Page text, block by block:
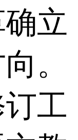
立
。
工